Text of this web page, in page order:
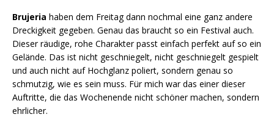
Brujeria haben dem Freitag dann nochmal eine ganz andere
Dreckigkeit gegeben. Genau das braucht so ein Festival auch.
Dieser räudige, rohe Charakter passt einfach perfekt auf so ein
Gelände. Das ist nicht geschniegelt, nicht geschniegelt gespielt
und auch nicht auf Hochglanz poliert, sondern genau so
schmutzig, wie es sein muss. Für mich war das einer dieser
Auftritte, die das Wochenende nicht schöner machen, sondern
ehrlicher.